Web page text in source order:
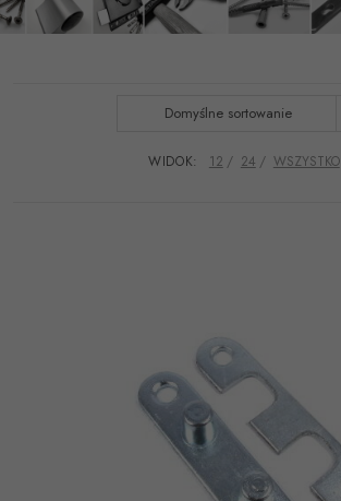
Domyślne sortowanie
WIDOK: 12 24 WSZYSTKO